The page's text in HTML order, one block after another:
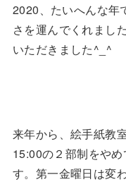
2020、たいへんな年
さを運んでくれまし
いただきました^_^
来年から、絵手紙教
15:00の２部制をや
す。第一金曜日は変